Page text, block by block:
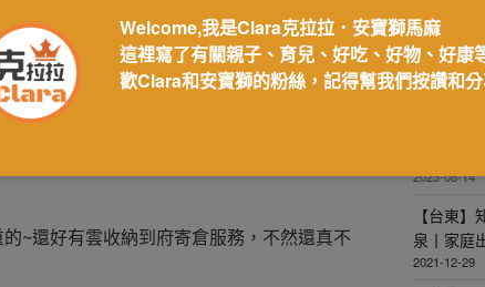
（畢竟司法特考來日方長…只好暫時先封
發現！安寶獅馬麻的行政法…oh my god…
初~這些課本很貴也都捨不得弄髒…（有了
~還好有雲收納到府寄倉服務，不然還真不
【花蓮】
選︱英倫
2023-11-07
【居家
收納暫
2023-08-14
【台東
泉丨家庭
2021-12-29
Welcome,我是Clara克拉拉．安寶獅馬麻
這裡寫了有關親子、育兒、好吃、好物、好康
歡Clara和安寶獅的粉絲，記得幫我們按讚和分